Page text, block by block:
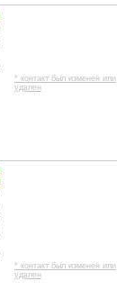
* контакт был изменен или
удален
* контакт был изменен или
удален